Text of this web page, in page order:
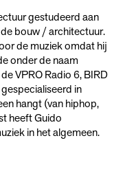
gestudeerd aan
bouw / architectuur.
de muziek omdat hij
onder de naam
VPRO Radio 6, BIRD
in
hangt (van hiphop,
heeft Guido
in het algemeen.